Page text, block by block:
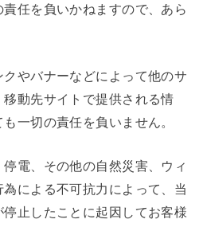
任を負いかねますので、あら
やバナーなどによって他のサ
動先サイトで提供される情
一切の責任を負いません。
電、その他の自然災害、ウィ
による不可抗力によって、当
止したことに起因してお客様